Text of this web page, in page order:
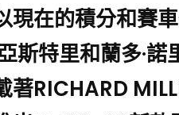
現在的積分和賽
斯特里和蘭多·
著RICHARD